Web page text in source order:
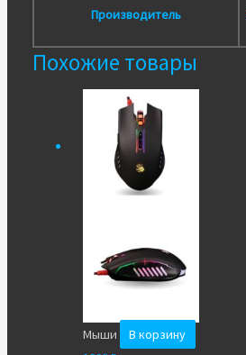
Производитель
Похожие товары
Мыши
В корзину